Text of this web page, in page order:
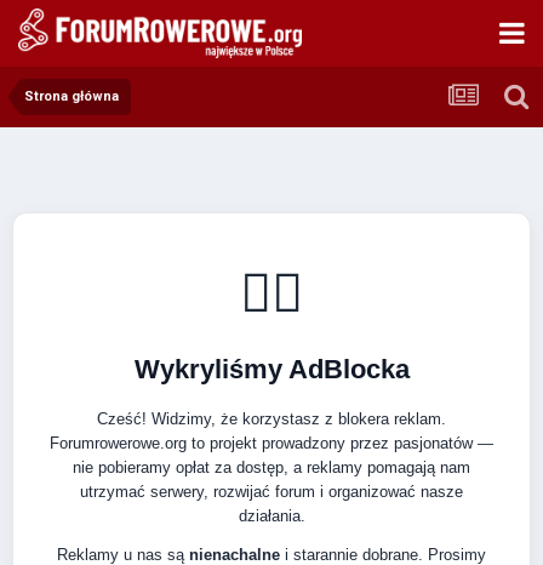
Strona główna
🚴‍♂️
Wykryliśmy AdBlocka
Cześć! Widzimy, że korzystasz z blokera reklam.
Forumrowerowe.org to projekt prowadzony przez pasjonatów —
nie pobieramy opłat za dostęp, a reklamy pomagają nam
utrzymać serwery, rozwijać forum i organizować nasze
działania.
Reklamy u nas są nienachalne i starannie dobrane. Prosimy